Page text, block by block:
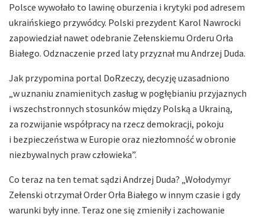
Polsce wywołało to lawinę oburzenia i krytyki pod adresem
ukraińskiego przywódcy. Polski prezydent Karol Nawrocki
zapowiedział nawet odebranie Zełenskiemu Orderu Orła
Białego. Odznaczenie przed laty przyznał mu Andrzej Duda.
Jak przypomina portal DoRzeczy, decyzję uzasadniono
„w uznaniu znamienitych zasług w pogłębianiu przyjaznych
i wszechstronnych stosunków między Polską a Ukrainą,
za rozwijanie współpracy na rzecz demokracji, pokoju
i bezpieczeństwa w Europie oraz niezłomność w obronie
niezbywalnych praw człowieka”.
Co teraz na ten temat sądzi Andrzej Duda? „Wołodymyr
Zełenski otrzymał Order Orła Białego w innym czasie i gdy
warunki były inne. Teraz one się zmieniły i zachowanie